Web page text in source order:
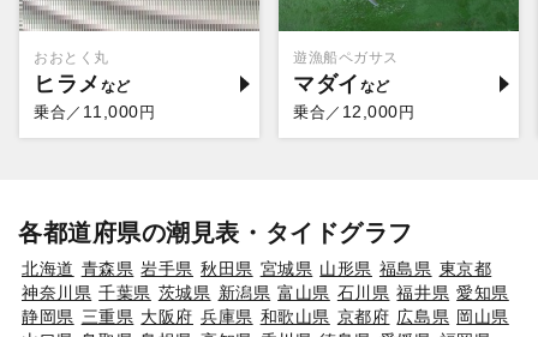
おおとく丸
ヒラメ
乗合／ 11,000円
遊漁船ペガサス
マダイ
乗合／ 12,000円
各都道府県の潮見表・タイドグラフ
北海道 青森県 岩手県 秋田県 宮城県 山形県 福島県 東京都
神奈川県 千葉県 茨城県 新潟県 富山県 石川県 福井県 愛知県
静岡県 三重県 大阪府 兵庫県 和歌山県 京都府 広島県 岡山県